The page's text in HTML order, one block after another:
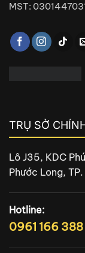
MST:
TRỤ SỞ
Lô J35, KDC
Phước Long, TP.
Hotline:
0961 166 388